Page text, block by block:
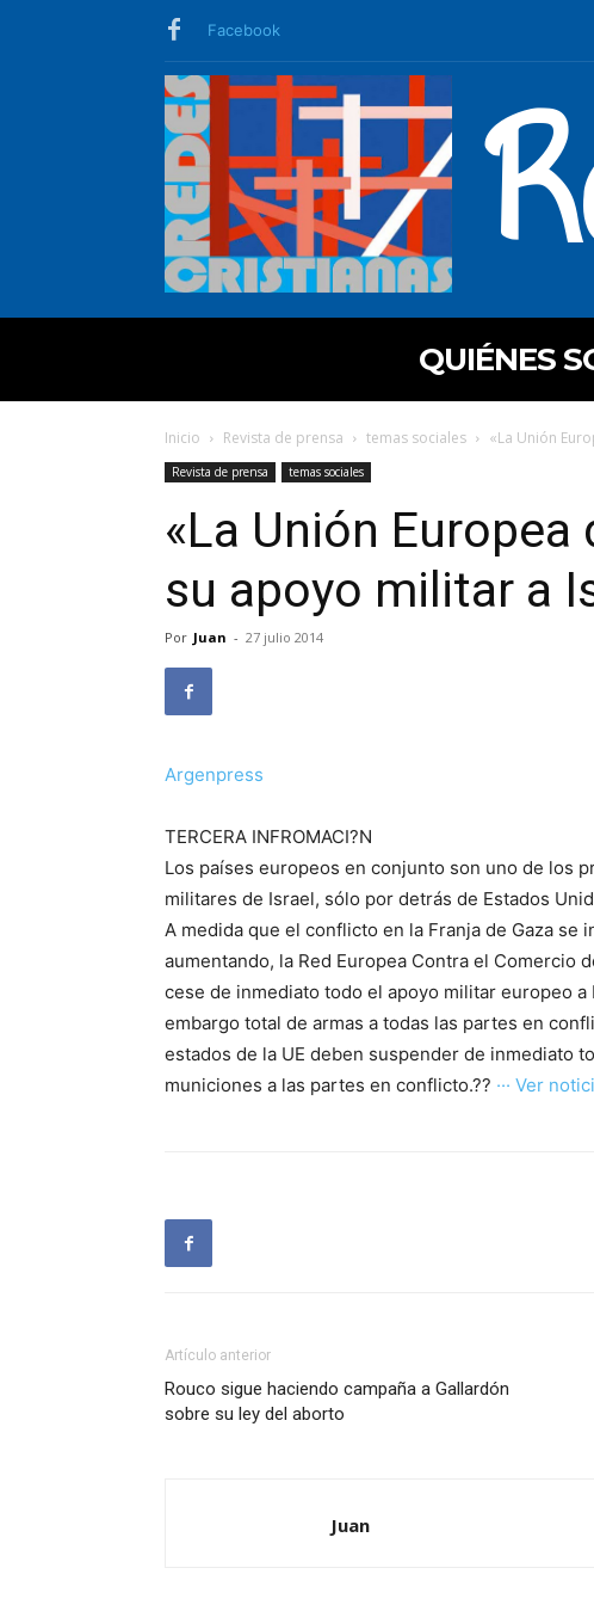
Facebook
QUIÉNES
Inicio Revista de prensa temas sociales «La Unión
Revista de prensa temas sociales
«La Unión
su apoyo militar a
Por Juan - 27 julio 2014
Argenpress
TERCERA INFROMACI?N
Los países europeos en conjunto son uno de los
militares de Israel, sólo por detrás de Estados
A medida que el conflicto en la Franja de Gaza
aumentando, la Red Europea Contra el Comercio
cese de inmediato todo el apoyo militar europeo
embargo total de armas a todas las partes en
estados de la UE deben suspender de inmediato
municiones a las partes en conflicto.?? ··· Ver
Artículo anterior
Rouco sigue haciendo campaña a Gallardón
sobre su ley del aborto
Juan